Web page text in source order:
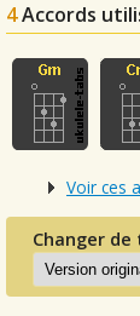
4Accords
Voir ces
Changer